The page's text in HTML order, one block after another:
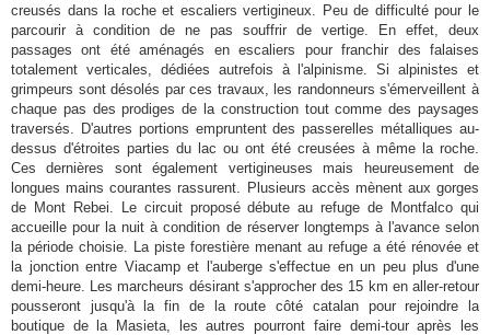
creusés dans la roche et escaliers vertigineux. Peu de difficulté pour le
parcourir à condition de ne pas souffrir de vertige. En effet, deux
passages ont été aménagés en escaliers pour franchir des falaises
totalement verticales, dédiées autrefois à l'alpinisme. Si alpinistes et
grimpeurs sont désolés par ces travaux, les randonneurs s'émerveillent à
chaque pas des prodiges de la construction tout comme des paysages
traversés. D'autres portions empruntent des passerelles métalliques au-
dessus d'étroites parties du lac ou ont été creusées à même la roche.
Ces dernières sont également vertigineuses mais heureusement de
longues mains courantes rassurent. Plusieurs accès mènent aux gorges
de Mont Rebei. Le circuit proposé débute au refuge de Montfalco qui
accueille pour la nuit à condition de réserver longtemps à l'avance selon
la période choisie. La piste forestière menant au refuge a été rénovée et
la jonction entre Viacamp et l'auberge s'effectue en un peu plus d'une
demi-heure. Les marcheurs désirant s'approcher des 15 km en aller-retour
pousseront jusqu'à la fin de la route côté catalan pour rejoindre la
boutique de la Masieta, les autres pourront faire demi-tour après les